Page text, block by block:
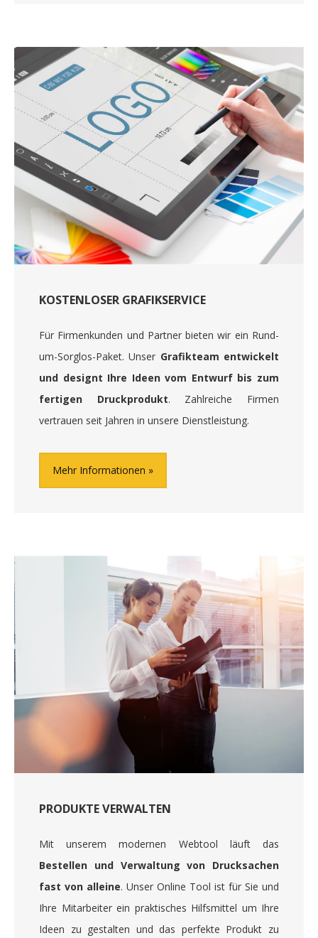
KOSTENLOSER GRAFIKSERVICE
Für Firmenkunden und Partner bieten wir ein Rund-
um-Sorglos-Paket. Unser Grafikteam entwickelt
und designt Ihre Ideen vom Entwurf bis zum
fertigen Druckprodukt. Zahlreiche Firmen
vertrauen seit Jahren in unsere Dienstleistung.
Mehr Informationen
PRODUKTE VERWALTEN
Mit unserem modernen Webtool läuft das
Bestellen und Verwaltung von Drucksachen
fast von alleine. Unser Online Tool ist für Sie und
Ihre Mitarbeiter ein praktisches Hilfsmittel um Ihre
Ideen zu gestalten und das perfekte Produkt zu